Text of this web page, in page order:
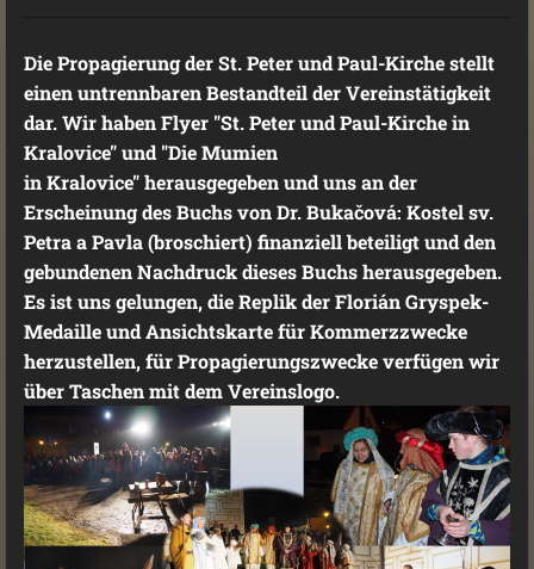
Die Propagierung der St. Peter und Paul-Kirche stellt
einen untrennbaren Bestandteil der Vereinstätigkeit
dar. Wir haben Flyer "St. Peter und Paul-Kirche in
Kralovice" und "Die Mumien
in Kralovice" herausgegeben und uns an der
Erscheinung des Buchs von Dr. Bukačová: Kostel sv.
Petra a Pavla (broschiert) finanziell beteiligt und den
gebundenen Nachdruck dieses Buchs herausgegeben.
Es ist uns gelungen, die Replik der Florián Gryspek-
Medaille und Ansichtskarte für Kommerzzwecke
herzustellen, für Propagierungszwecke verfügen wir
über Taschen mit dem Vereinslogo.